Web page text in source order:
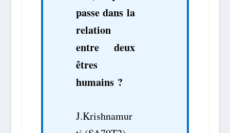
passe dans la
relation
entre deux
êtres
humains ?
J.Krishnamur